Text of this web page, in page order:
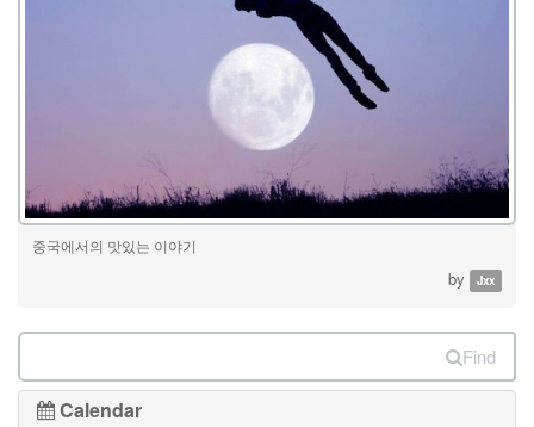
중국에서의 맛있는 이야기
by Jxx
Find
Calendar